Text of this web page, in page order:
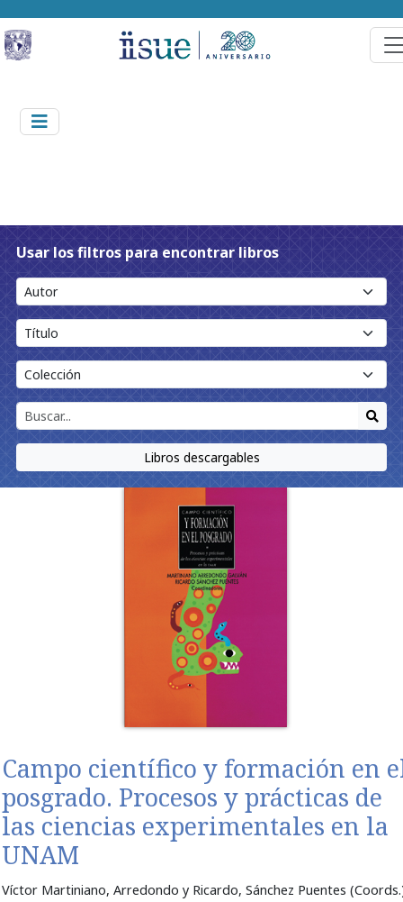
Usar los filtros para encontrar libros
Libros descargables
Campo científico y formación en
posgrado. Procesos y prácticas de
las ciencias experimentales en la
UNAM
Víctor Martiniano, Arredondo y Ricardo, Sánchez Puentes